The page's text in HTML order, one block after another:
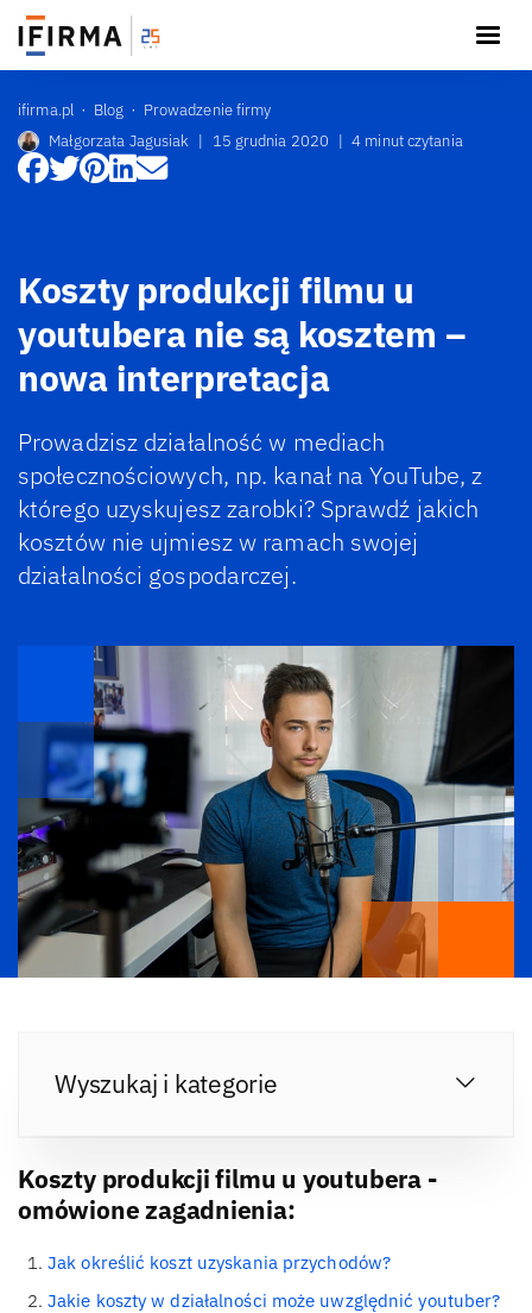
ifirma.pl Blog
Prowadzenie firmy
Małgorzata Jagusiak | 15 grudnia 2020 | 4 minut czytania
Koszty produkcji filmu u
youtubera nie są kosztem –
nowa interpretacja
Prowadzisz działalność w mediach
społecznościowych, np. kanał na YouTube, z
którego uzyskujesz zarobki? Sprawdź jakich
kosztów nie ujmiesz w ramach swojej
działalności gospodarczej.
Wyszukaj i kategorie
Koszty produkcji filmu u youtubera -
omówione zagadnienia:
Jak określić koszt uzyskania przychodów?
Jakie koszty w działalności może uwzględnić youtuber?